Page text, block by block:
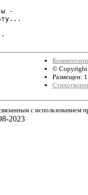
-
© Copyright
Размещен:
с использованием
2023